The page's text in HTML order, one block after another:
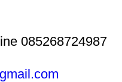
085268724987